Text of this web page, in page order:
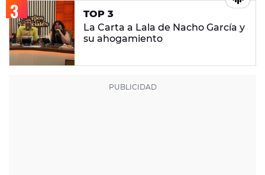
TOP 3
La Carta a Lala de Nacho García y
su ahogamiento